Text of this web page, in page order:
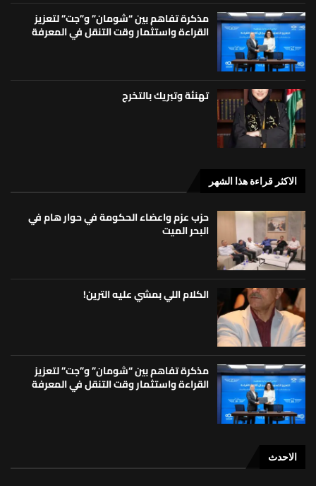
مذكرة تفاهم بين “شومان” و”جت” لتعزيز
القراءة واستثمار وقت التنقل في المعرفة
تهنئة وتبريك بالتخرج
الاكثر قراءة هذا الشهر
حزب عزم واعضاء الحكومة في حوار هام في
البحر الميت
الكلام اللي بمشي عليه الترين!
مذكرة تفاهم بين “شومان” و”جت” لتعزيز
القراءة واستثمار وقت التنقل في المعرفة
الاحدث